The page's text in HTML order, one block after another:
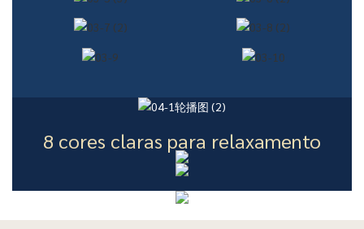
8 cores claras para relaxamento